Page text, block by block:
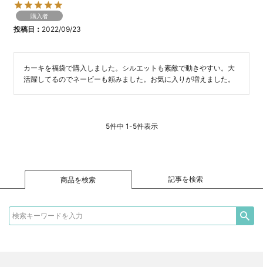
購入者
投稿日 2022/09/23
カーキを福袋で購入しました。シルエットも素敵で動きやすい。大
活躍してるのでネービーも頼みました。お気に入りが増えました。
5件中 1-5件表示
商品を検索 記事を検索